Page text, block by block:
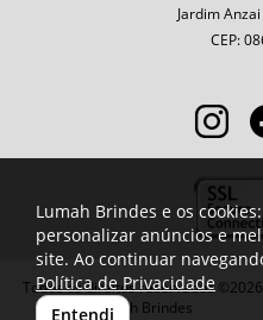
Jardim
CEP:
Todos os direitos reservados ©2026
Lumah Brindes
Lumah Brindes e os
personalizar anúncios e
site. Ao continuar
Política de Privacidade
Entendi